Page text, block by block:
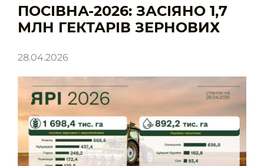
ПОСІВНА-2026: ЗАСІЯНО 1,7
МЛН ГЕКТАРІВ ЗЕРНОВИХ
28.04.2026